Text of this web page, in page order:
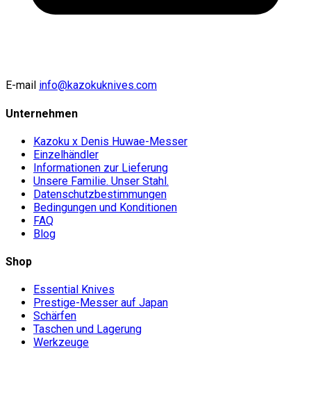
E-mail info@kazokuknives.com
Unternehmen
Kazoku x Denis Huwae-Messer
Einzelhändler
Informationen zur Lieferung
Unsere Familie. Unser Stahl.
Datenschutzbestimmungen
Bedingungen und Konditionen
FAQ
Blog
Shop
Essential Knives
Prestige-Messer auf Japan
Schärfen
Taschen und Lagerung
Werkzeuge